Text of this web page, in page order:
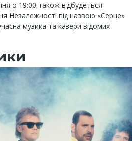
о 19:00 також відбудеться
Незалежності під назвою «Серце»
музика та кавери відомих